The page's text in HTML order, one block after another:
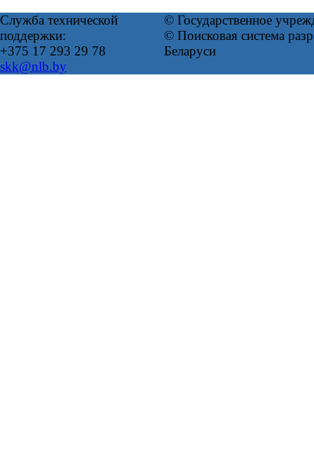
Служба технической
поддержки:
+375 17 293 29 78
skk@nlb.by
© Государственное
© Поисковая система
Беларуси